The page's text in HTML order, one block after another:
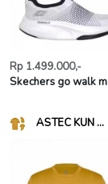
Rp 1.499.000,-
Skechers go walk
ASTEC KUN ...